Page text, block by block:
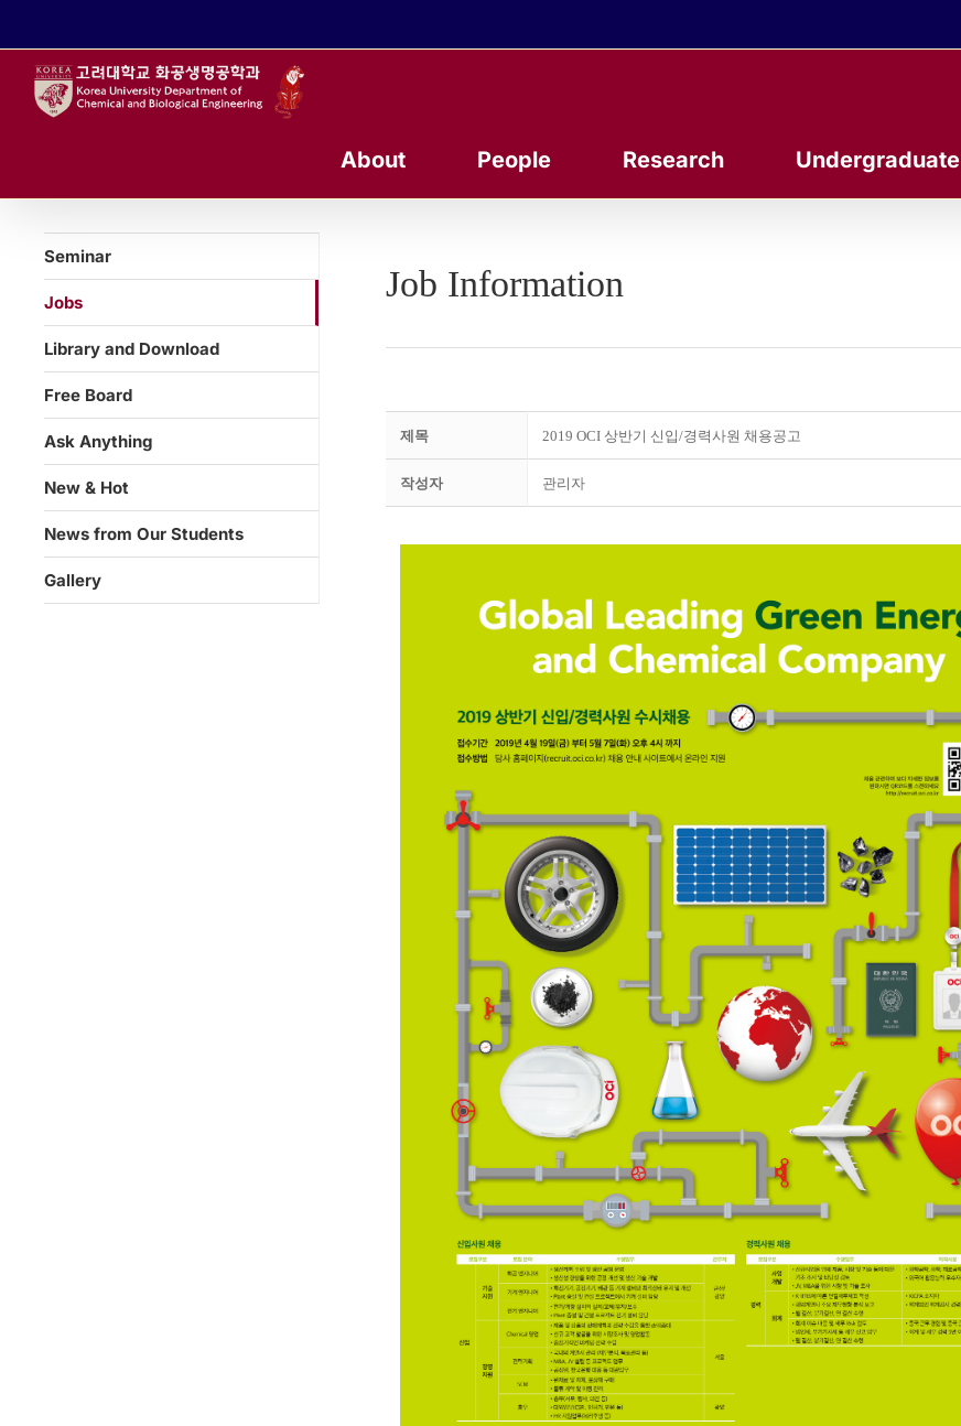
About People Research Undergraduate
Job Information
제목 2019 OCI 상반기 신입/경력사원 채용공고
작성자 관리자
Seminar
Jobs
Library and Download
Free Board
Ask Anything
New & Hot
News from Our Students
Gallery